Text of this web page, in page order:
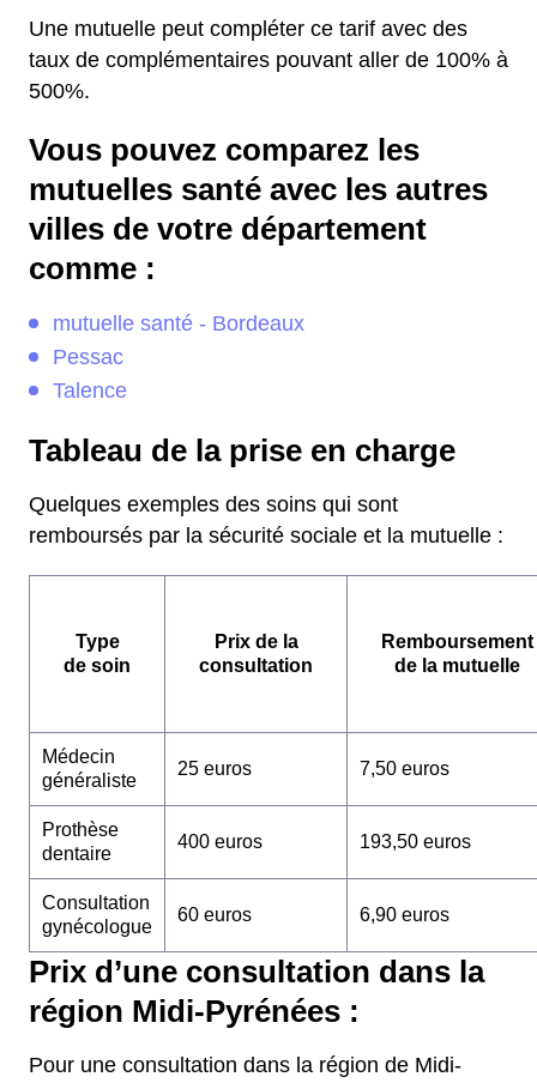
Une mutuelle peut compléter ce tarif avec des
taux de complémentaires pouvant aller de 100% à
500%.
Vous pouvez comparez les
mutuelles santé avec les autres
villes de votre département
comme :
mutuelle santé - Bordeaux
Pessac
Talence
Tableau de la prise en charge
Quelques exemples des soins qui sont
remboursés par la sécurité sociale et la mutuelle :
Type
de soin
Prix de la
consultation
Remboursement
de la mutuelle
Médecin
généraliste
25 euros 7,50 euros
Prothèse
dentaire
400 euros 193,50 euros
Consultation
gynécologue
60 euros 6,90 euros
Prix d’une consultation dans la
région Midi-Pyrénées :
Pour une consultation dans la région de Midi-